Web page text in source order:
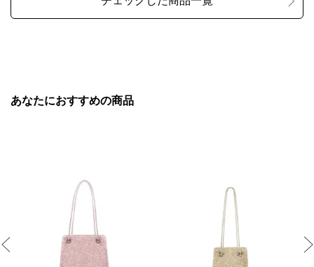
あなたにおすすめの商品